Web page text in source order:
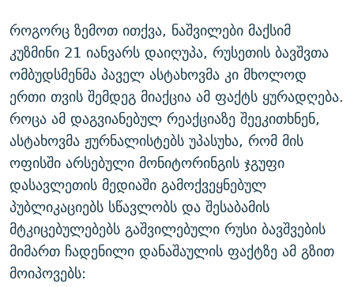
როგორც ზემოთ ითქვა, ნაშვილები მაქსიმ
კუზმინი 21 იანვარს დაიღუპა, რუსეთის ბავშვთა
ომბუდსმენმა პაველ ასტახოვმა კი მხოლოდ
ერთი თვის შემდეგ მიაქცია ამ ფაქტს ყურადღება.
როცა ამ დაგვიანებულ რეაქციაზე შეეკითხნენ,
ასტახოვმა ჟურნალისტებს უპასუხა, რომ მის
ოფისში არსებული მონიტორინგის ჯგუფი
დასავლეთის მედიაში გამოქვეყნებულ
პუბლიკაციებს სწავლობს და შესაბამის
მტკიცებულებებს გაშვილებული რუსი ბავშვების
მიმართ ჩადენილი დანაშაულის ფაქტზე ამ გზით
მოიპოვებს: